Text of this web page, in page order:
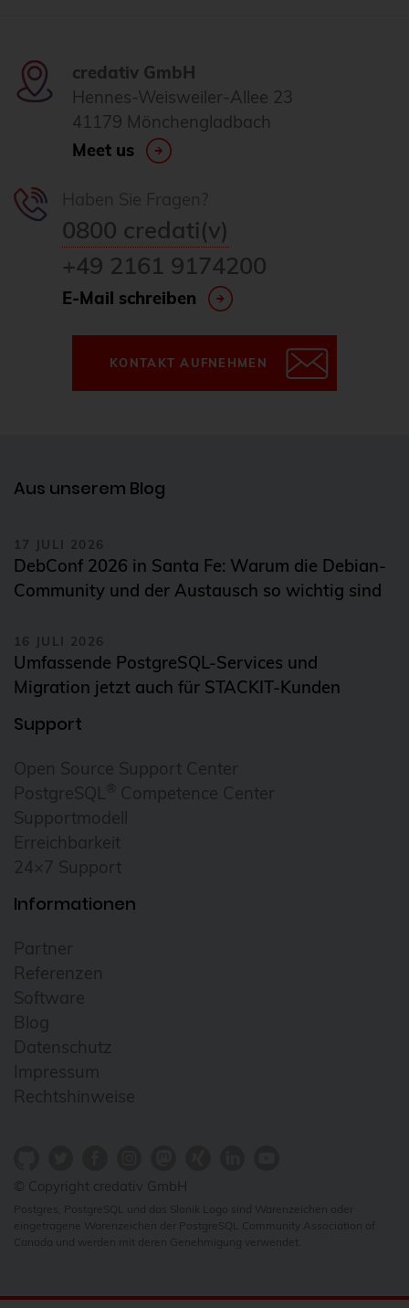
credativ GmbH
Hennes-Weisweiler-Allee 23
41179 Mönchengladbach
Meet us
0800 credati(v)
+49 2161 9174200
E-Mail schreiben
KONTAKT AUFNEHMEN
Aus unserem Blog
17 JULI 2026
DebConf 2026 in Santa Fe: Warum die Debian-
Community und der Austausch so wichtig sind
16 JULI 2026
Umfassende PostgreSQL-Services und
Migration jetzt auch für STACKIT-Kunden
Support
Open Source Support Center
PostgreSQL ® Competence Center
Supportmodell
Erreichbarkeit
24×7 Support
Informationen
Partner
Referenzen
Software
Blog
Datenschutz
Impressum
Rechtshinweise
© Copyright credativ GmbH
Postgres, PostgreSQL und das Slonik Logo sind Warenzeichen oder
eingetragene Warenzeichen der PostgreSQL Community Association of
Canada und werden mit deren Genehmigung verwendet.